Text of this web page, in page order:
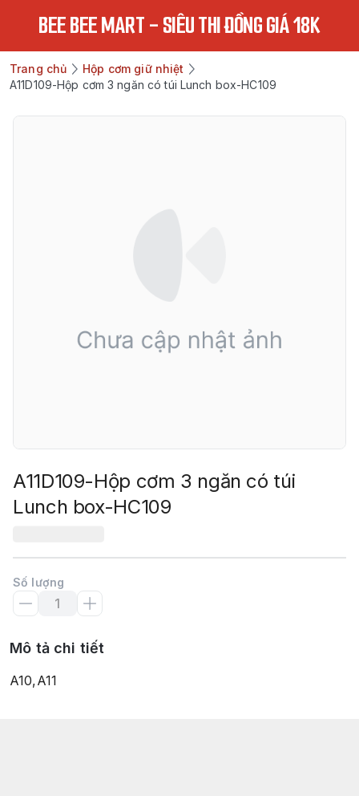
BEE BEE MART - SIÊU THI ĐỒNG GIÁ 18K
Trang chủ
Hộp cơm giữ nhiệt
A11D109-Hộp cơm 3 ngăn có túi Lunch box-HC109
A11D109-Hộp cơm 3 ngăn có túi
Lunch box-HC109
Số lượng
Mô tả chi tiết
A10,A11